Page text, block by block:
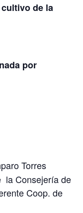
de la
por
Torres
la Consejería de
Coop. de